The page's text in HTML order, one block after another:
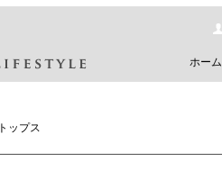
ホーム
トップス